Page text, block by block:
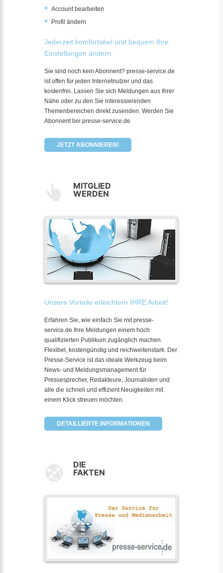
Account bearbeiten
Profil ändern
Jederzeit komfortabel und bequem Ihre
Einstellungen ändern:
Sie sind noch kein Abonnent? presse-service.de
ist offen für jeden Internetnutzer und das
kostenfrei. Lassen Sie sich Meldungen aus Ihrer
Nähe oder zu den Sie interessierenden
Themenbereichen direkt zusenden. Werden Sie
Abonnent bei presse-service.de
JETZT ABONNIEREN!
MITGLIED
WERDEN
Unsere Vorteile erleichtern IHRE Arbeit!
Erfahren Sie, wie einfach Sie mit presse-
service.de Ihre Meldungen einem hoch
qualifizierten Publikum zugänglich machen.
Flexibel, kostengünstig und reichweitenstark. Der
Presse-Service ist das ideale Werkzeug beim
News- und Meldungsmanagement für
Pressesprecher, Redakteure, Journalisten und
alle die schnell und effizient Neuigkeiten mit
einem Klick streuen möchten.
DETAILLIERTE INFORMATIONEN
DIE
FAKTEN